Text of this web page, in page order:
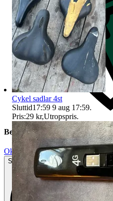
Beskrivning
Okej använt skick
Synliga tecken på slitage
Cykel sadlar 4st
Sluttid17:59 9 aug 17:59.
Pris:29 kr,Utropspris.